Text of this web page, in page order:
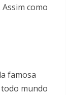
como
famosa
todo mundo